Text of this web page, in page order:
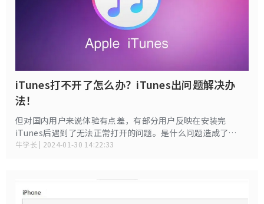
iTunes打不开了怎么办？iTunes出问题解决办
法！
但对国内用户来说体验有点差，有部分用户反映在安装完
iTunes后遇到了无法正常打开的问题。是什么问题造成了
iTunes打不开？iTunes打不开了怎么办？
牛学长 | 2024-01-30 14:22:33